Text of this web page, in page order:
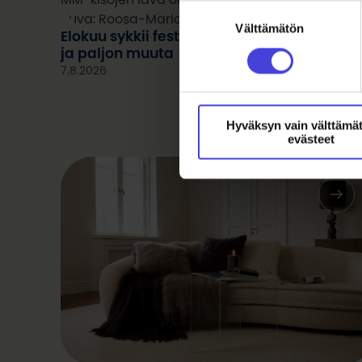
Välttämätön
Hyväksyn vain
evästeet
Kuva: Roosa-Maria Kauppi
Elokuu sykkii festivaaleja, teatteria,
ja paljon muuta
7.8.2026